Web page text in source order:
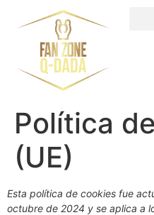
Política
(UE)
Esta política de cookies fue
octubre de 2024 y se aplica a